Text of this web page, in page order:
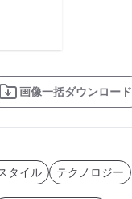
画像一括ダウンロード
タイル テクノロジー